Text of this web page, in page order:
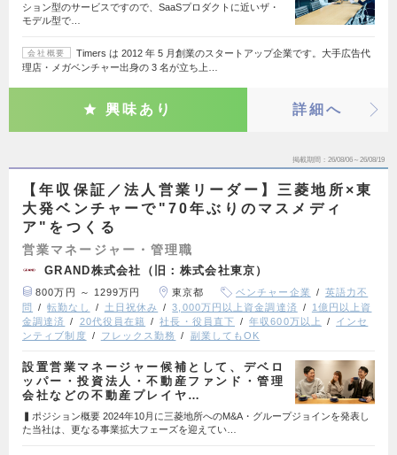
ション型のサービスですので、SaaSプロダクトに近いザ・
モデル型で…
会社概要
Timers は 2012 年 5 月創業のスタートアップ企業です。大手広告代
理店・メガベンチャー出身の 3 名が立ち上…
興味あり 詳細へ
掲載期間 26/08/06～26/08/19
【年収保証／法人営業リーダー】三菱地所×東
大発ベンチャーで"70年ぶりのマスメディ
ア"をつくる
営業マネージャー・管理職
GRAND株式会社（旧：株式会社東京）
800万円 ～ 1299万円 東京都 ベンチャー企業
英語力不
問
転勤なし 土日祝休み 3,000万円以上資金調達済
1億円以上資
金調達済
20代役員在籍 社長・役員直下 年収600万以上
インセ
ンティブ制度
フレックス勤務 副業してもOK
設置営業マネージャー候補として、デベロ
ッパー・投資法人・不動産ファンド・管理
会社などの不動産プレイヤ…
▍ポジション概要 2024年10月に三菱地所へのM&A・グループジョインを発表し
た当社は、更なる事業拡大フェーズを迎えてい…